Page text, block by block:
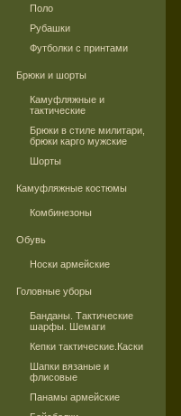
Поло
Рубашки
Футболки с принтами
Брюки и шорты
Камуфляжные и
тактические
Брюки в стиле милитари,
брюки карго мужские
Шорты
Камуфляжные костюмы
Комбинезоны
Обувь
Носки армейские
Головные уборы
Банданы. Тактические
шарфы. Шемаги
Кепки тактические.Каски
Шапки вязаные и
флисовые
Панамы армейские